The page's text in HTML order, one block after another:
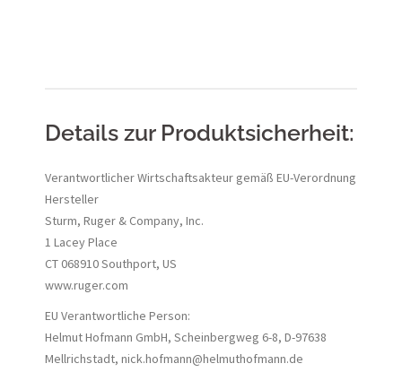
Details zur Produktsicherheit:
Verantwortlicher Wirtschaftsakteur gemäß EU-Verordnung
Hersteller
Sturm, Ruger & Company, Inc.
1 Lacey Place
CT 068910 Southport, US
www.ruger.com
EU Verantwortliche Person:
Helmut Hofmann GmbH, Scheinbergweg 6-8, D-97638
Mellrichstadt, nick.hofmann@helmuthofmann.de